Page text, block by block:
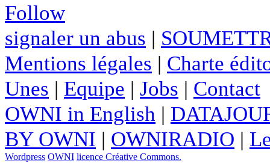
Follow
signaler un abus |
Mentions légales | Charte
Unes | Equipe | Jobs | Contact
OWNI in English |
BY OWNI | OWNIRADIO |
Wordpress OWNI licence Créative Commons.